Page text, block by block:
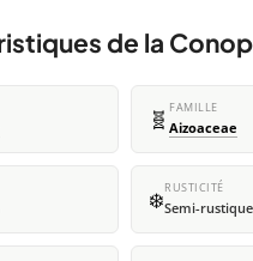
de la
🧬 FAMILLE
Aizoaceae
❄️RUSTICITÉ
Semi-rustique